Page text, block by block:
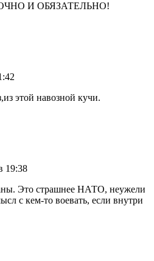
И ОБЯЗАТЕЛЬНО!
этой навозной кучи.
19:38
Это страшнее НАТО, неужели
с кем-то воевать, если внутри